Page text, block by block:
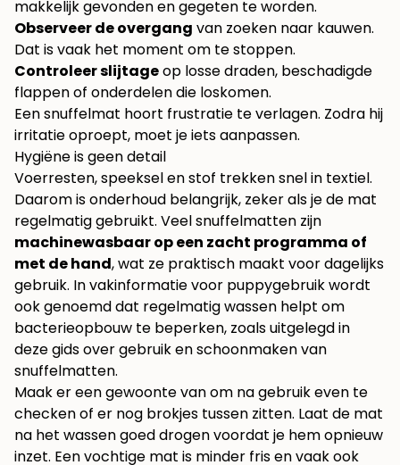
makkelijk gevonden en gegeten te worden.
Observeer de overgang van zoeken naar kauwen.
Dat is vaak het moment om te stoppen.
Controleer slijtageop losse draden, beschadigde
flappen of onderdelen die loskomen.
Een snuffelmat hoort frustratie te verlagen. Zodra hij
irritatie oproept, moet je iets aanpassen.
Hygiëne is geen detail
Voerresten, speeksel en stof trekken snel in textiel.
Daarom is onderhoud belangrijk, zeker als je de mat
regelmatig gebruikt. Veel snuffelmatten zijn
machinewasbaar op een zacht programma of
met de hand, wat ze praktisch maakt voor dagelijks
gebruik. In vakinformatie voor puppygebruik wordt
ook genoemd dat regelmatig wassen helpt om
bacterieopbouw te beperken, zoals uitgelegd in
deze gids overgebruik en schoonmaken van
snuffelmatten.
Maak er een gewoonte van om na gebruik even te
checken of er nog brokjes tussen zitten. Laat de mat
na het wassen goed drogen voordat je hem opnieuw
inzet. Een vochtige mat is minder fris en vaak ook